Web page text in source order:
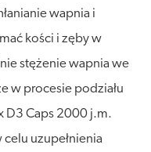
wapnia i
kości i zęby w
stężenie wapnia we
w procesie podziału
D3 Caps 2000 j.m.
uzupełnienia